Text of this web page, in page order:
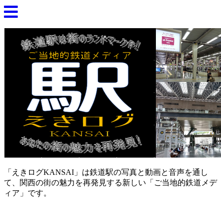
「えきログKANSAI」は鉄道駅の写真と動画と音声を通し
て、関西の街の魅力を再発見する新しい「ご当地的鉄道メデ
ィア」です。